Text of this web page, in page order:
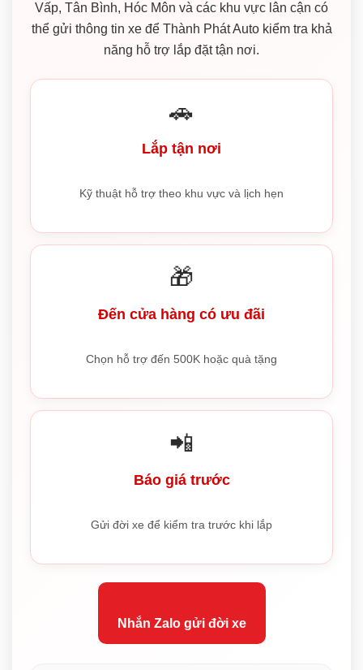
Vấp, Tân Bình, Hóc Môn và các khu vực lân cận có
thể gửi thông tin xe để Thành Phát Auto kiểm tra khả
năng hỗ trợ lắp đặt tận nơi.
🚗
Lắp tận nơi
Kỹ thuật hỗ trợ theo khu vực và lịch hẹn
🎁
Đến cửa hàng có ưu đãi
Chọn hỗ trợ đến 500K hoặc quà tặng
📲
Báo giá trước
Gửi đời xe để kiểm tra trước khi lắp
Nhắn Zalo gửi đời xe